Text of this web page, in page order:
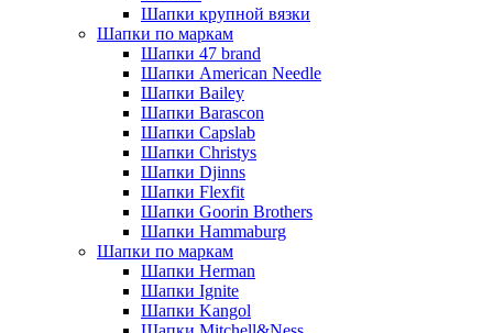
Шапки крупной вязки
Шапки по маркам
Шапки 47 brand
Шапки American Needle
Шапки Bailey
Шапки Barascon
Шапки Capslab
Шапки Christys
Шапки Djinns
Шапки Flexfit
Шапки Goorin Brothers
Шапки Hammaburg
Шапки по маркам
Шапки Herman
Шапки Ignite
Шапки Kangol